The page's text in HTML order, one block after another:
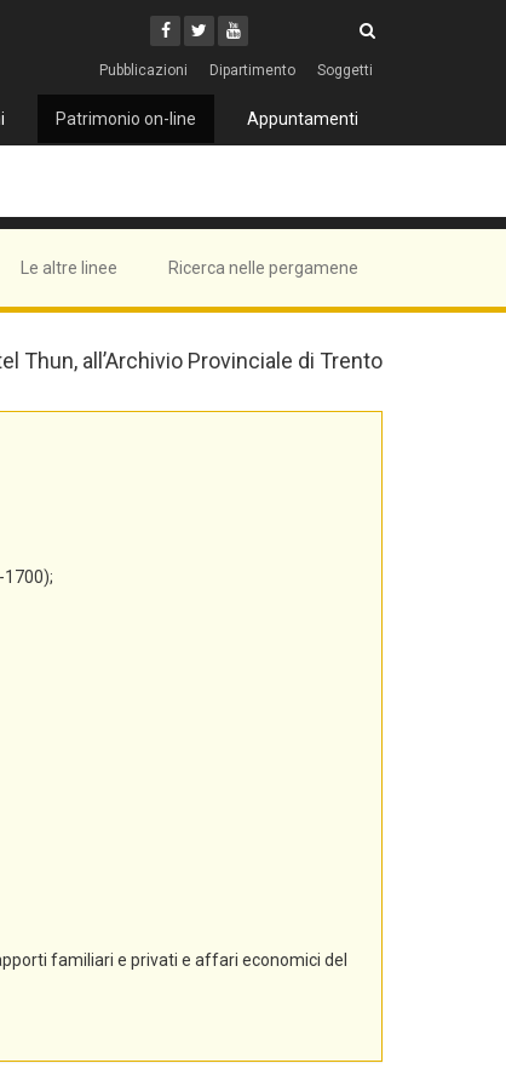
Facebook
Twitter
Youtube
Pubblicazioni Dipartimento Soggetti
Patrimonio on-line Appuntamenti
Le altre linee Ricerca nelle pergamene
Thun, all’Archivio Provinciale di Trento
1700);
familiari e privati e affari economici del